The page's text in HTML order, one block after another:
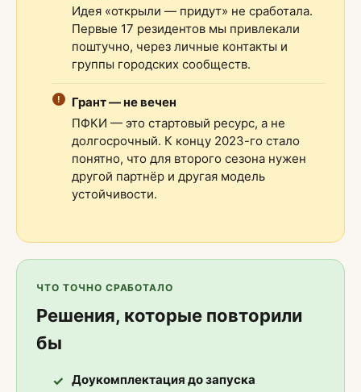
Идея «открыли — придут» не сработала.
Первые 17 резидентов мы привлекали
поштучно, через личные контакты и
группы городских сообществ.
Грант — не вечен
ПФКИ — это стартовый ресурс, а не
долгосрочный. К концу 2023-го стало
понятно, что для второго сезона нужен
другой партнёр и другая модель
устойчивости.
ЧТО ТОЧНО СРАБОТАЛО
Решения, которые повторили
бы
Доукомплектация до запуска